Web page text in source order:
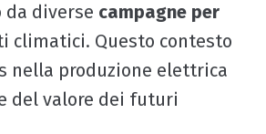
diverse campagne per
climatici. Questo contesto
nella produzione elettrica
del valore dei futuri